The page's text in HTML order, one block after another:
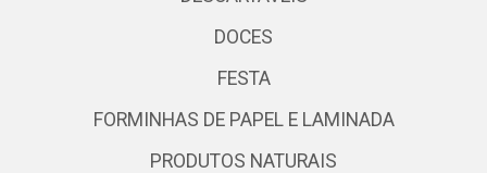
DOCES
FESTA
FORMINHAS DE PAPEL E LAMINADA
PRODUTOS NATURAIS